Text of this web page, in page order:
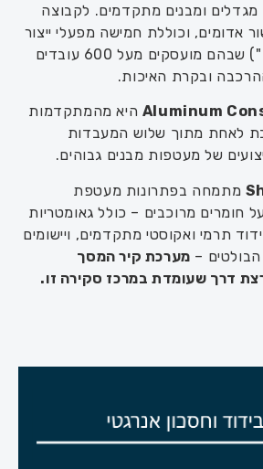
ומבנים מתקדמים. לקבוצה
אדומים, וכוללת חמישה מפעלי ייצור
ישראליים ("כחול-לבן") שבהם מועסקים מעל 600 עובדים
ובקרת האיכות.
Aluminum היא מהמתקדמות
לאחת מתוך שלוש המעבדות
של מעטפות מבנים גבוהים.
מתמחה בפתרונות מעטפת
חומרים מרוכבים – כולל גאומטריות
תרמי ואקוסטי מתקדמים, ויישומים
הבולטים – מערכת קיר המסך
דרך שעומדת במרכז סקירה זו.